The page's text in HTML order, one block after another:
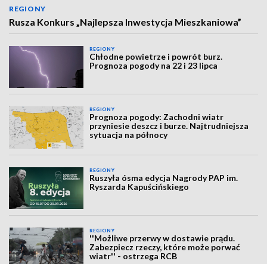
REGIONY
Rusza Konkurs „Najlepsza Inwestycja Mieszkaniowa”
REGIONY
Chłodne powietrze i powrót burz.
Prognoza pogody na 22 i 23 lipca
REGIONY
Prognoza pogody: Zachodni wiatr
przyniesie deszcz i burze. Najtrudniejsza
sytuacja na północy
REGIONY
Ruszyła ósma edycja Nagrody PAP im.
Ryszarda Kapuścińskiego
REGIONY
''Możliwe przerwy w dostawie prądu.
Zabezpiecz rzeczy, które może porwać
wiatr'' - ostrzega RCB